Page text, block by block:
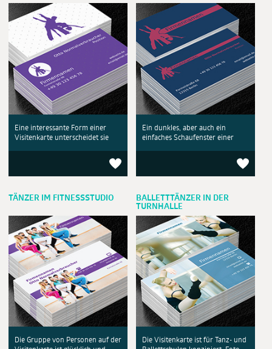
Eine interessante Form einer
Visitenkarte unterscheidet sie
Ein dunkles, aber auch ein
einfaches Schaufenster einer
TÄNZER IM FITNESSSTUDIO
Die Gruppe von Personen auf der
BALLETTTÄNZER IN DER
TURNHALLE
Die Visitenkarte ist für Tanz- und